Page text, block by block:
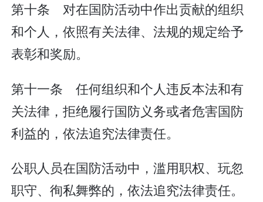
第十条 对在国防活动中作出贡献的组织
和个人，依照有关法律、法规的规定给予
表彰和奖励。
第十一条 任何组织和个人违反本法和有
关法律，拒绝履行国防义务或者危害国防
利益的，依法追究法律责任。
公职人员在国防活动中，滥用职权、玩忽
职守、徇私舞弊的，依法追究法律责任。